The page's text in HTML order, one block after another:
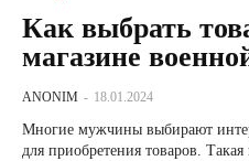
Как выбрать
магазине
ANONIM - 18.01.2024
Многие мужчины выбирают
для приобретения товаров.